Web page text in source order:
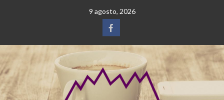
9 agosto, 2026
Facebook